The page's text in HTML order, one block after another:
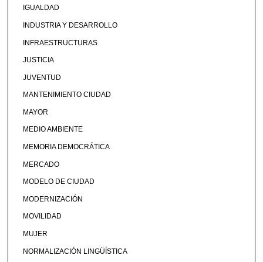
IGUALDAD
INDUSTRIA Y DESARROLLO
INFRAESTRUCTURAS
JUSTICIA
JUVENTUD
MANTENIMIENTO CIUDAD
MAYOR
MEDIO AMBIENTE
MEMORIA DEMOCRÁTICA
MERCADO
MODELO DE CIUDAD
MODERNIZACIÓN
MOVILIDAD
MUJER
NORMALIZACIÓN LINGÜÍSTICA